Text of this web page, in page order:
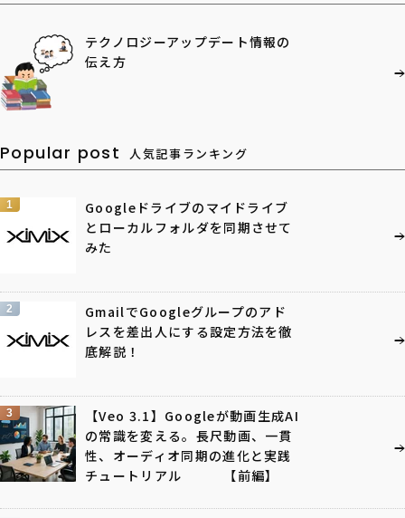
テクノロジーアップデート情報の
伝え方
Popular post 人気記事ランキング
1
Googleドライブのマイドライブ
とローカルフォルダを同期させて
みた
2
GmailでGoogleグループのアド
レスを差出人にする設定方法を徹
底解説！
3
【Veo 3.1】Googleが動画生成AI
の常識を変える。長尺動画、一貫
性、オーディオ同期の進化と実践
チュートリアル 【前編】